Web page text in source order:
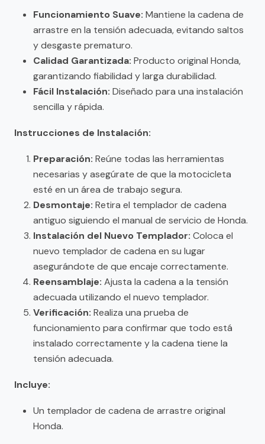
Funcionamiento Suave: Mantiene la cadena de
arrastre en la tensión adecuada, evitando saltos
y desgaste prematuro.
Calidad Garantizada: Producto original Honda,
garantizando fiabilidad y larga durabilidad.
Fácil Instalación: Diseñado para una instalación
sencilla y rápida.
Instrucciones de Instalación:
Preparación: Reúne todas las herramientas
necesarias y asegúrate de que la motocicleta
esté en un área de trabajo segura.
Desmontaje: Retira el templador de cadena
antiguo siguiendo el manual de servicio de Honda.
Instalación del Nuevo Templador: Coloca el
nuevo templador de cadena en su lugar
asegurándote de que encaje correctamente.
Reensamblaje: Ajusta la cadena a la tensión
adecuada utilizando el nuevo templador.
Verificación: Realiza una prueba de
funcionamiento para confirmar que todo está
instalado correctamente y la cadena tiene la
tensión adecuada.
Incluye:
Un templador de cadena de arrastre original
Honda.